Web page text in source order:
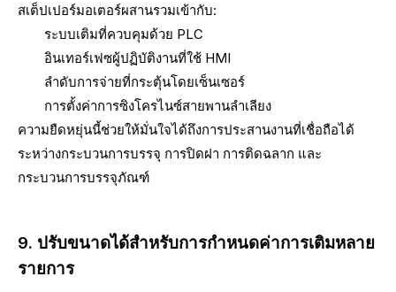
สเต็ปเปอร์มอเตอร์ผสานรวมเข้ากับ:
ระบบเติมที่ควบคุมด้วย PLC
อินเทอร์เฟซผู้ปฏิบัติงานที่ใช้ HMI
ลำดับการจ่ายที่กระตุ้นโดยเซ็นเซอร์
การตั้งค่าการซิงโครไนซ์สายพานลำเลียง
ความยืดหยุ่นนี้ช่วยให้มั่นใจได้ถึงการประสานงานที่เชื่อถือได้
ระหว่างกระบวนการบรรจุ การปิดฝา การติดฉลาก และ
กระบวนการบรรจุภัณฑ์
9. ปรับขนาดได้สำหรับการกำหนดค่าการเติมหลาย
รายการ